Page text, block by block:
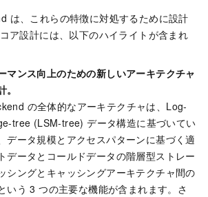
は、これらの特徴に対処するために設計
ア設計には、以下のハイライトが含まれ
マンス向上のための新しいアーキテクチャ
の全体的なアーキテクチャは、Log-
tree (LSM-tree) データ構造に基づいてい
データ規模とアクセスパターンに基づく適
データとコールドデータの階層型ストレー
シングとキャッシングアーキテクチャ間の
いう 3 つの主要な機能が含まれます。さ